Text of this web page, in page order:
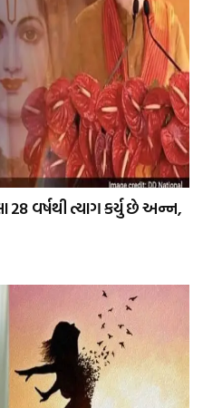
વર્ષથી ત્યાગ કર્યુ છે અન્ન,